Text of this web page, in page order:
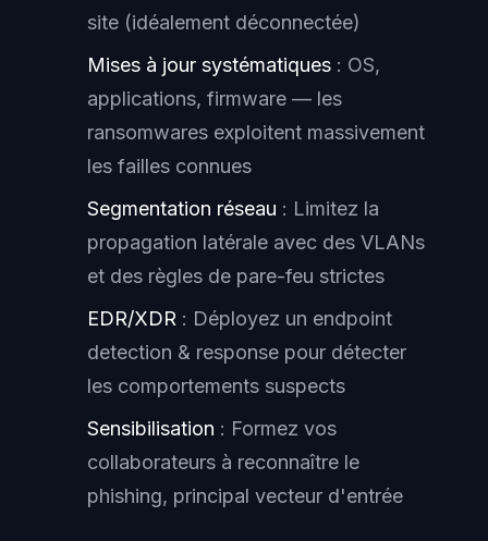
site (idéalement déconnectée)
Mises à jour systématiques : OS,
applications, firmware — les
ransomwares exploitent massivement
les failles connues
Segmentation réseau : Limitez la
propagation latérale avec des VLANs
et des règles de pare-feu strictes
EDR/XDR : Déployez un endpoint
detection & response pour détecter
les comportements suspects
Sensibilisation : Formez vos
collaborateurs à reconnaître le
phishing, principal vecteur d'entrée